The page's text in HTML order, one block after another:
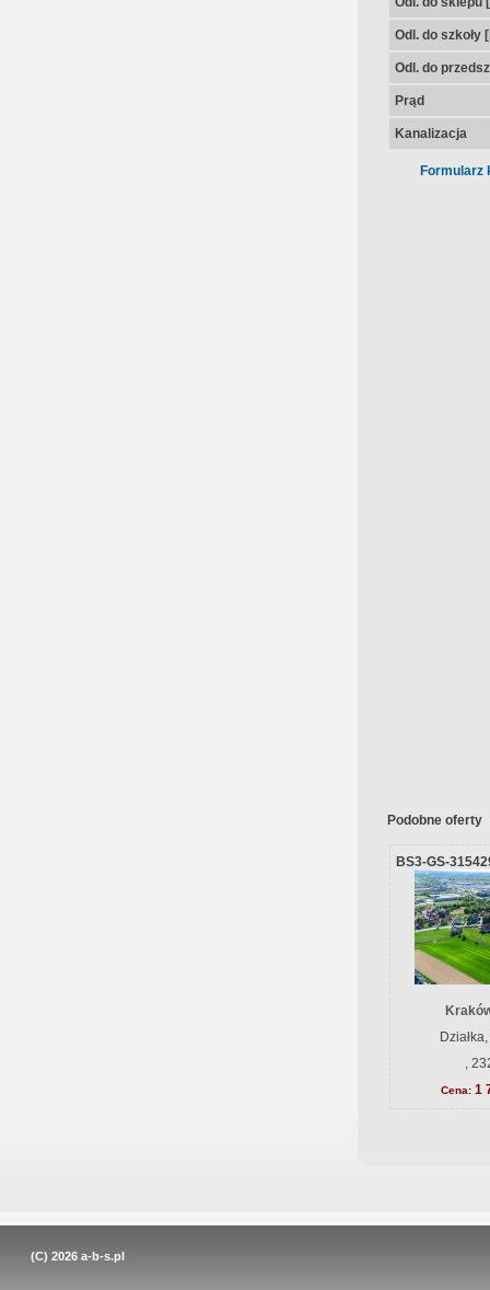
Odl. do szkoły
Odl. do
Prąd
Kanalizacja
Formularz
Podobne oferty
BS3-GS-
,
Cena: 1
(C) 2026 a-b-s.pl